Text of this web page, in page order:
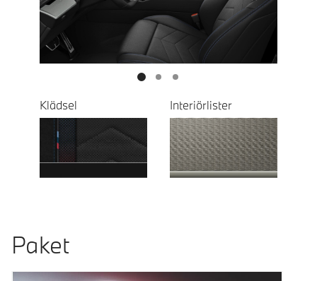
Next
Klädsel Interiörlister
Paket